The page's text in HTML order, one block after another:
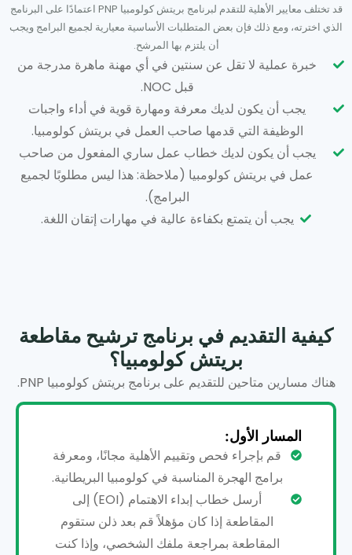
قد تختلف معايير الأهلية للتقدم لبرنامج بريتش كولومبيا PNP اعتمادًا على البرنامج
الذي اخترته، ومع ذلك فإن بعض المتطلبات الأساسية معيارية لجميع البرامج ويجب
أن يلتزم بها المرشح.
خبرة عملية لا تقل عن سنتين في أي مهنة ماهرة مدرجة من
قبل NOC.
يجب أن يكون لديك معرفة ومهارة قوية في أداء واجبات
الوظيفة التي قدمها صاحب العمل في بريتش كولومبيا.
يجب أن يكون لديك خطاب عمل ساري المفعول من صاحب
عمل في بريتش كولومبيا (ملاحظة: هذا ليس مطلوبًا لجميع
البرامج).
يجب أن يتمتع بكفاءة عالية في مهارات إتقان اللغة.
كيفية التقديم في برنامج ترشيح مقاطعة
بريتش كولومبيا؟
هناك مسارين متاحين للتقديم على برنامج بريتش كولومبيا PNP.
المسار الأول:
قم بإجراء فحص وتقييم الأهلية مجانًا، ومعرفة
برامج الهجرة المناسبة في كولومبيا البريطانية.
أرسل خطاب إبداء الاهتمام (EOI) إلى
المقاطعة إذا كان مؤهلاً قم بعد ذلن ستقوم
المقاطعة بمراجعة ملفك الشخصي، وإذا كنت